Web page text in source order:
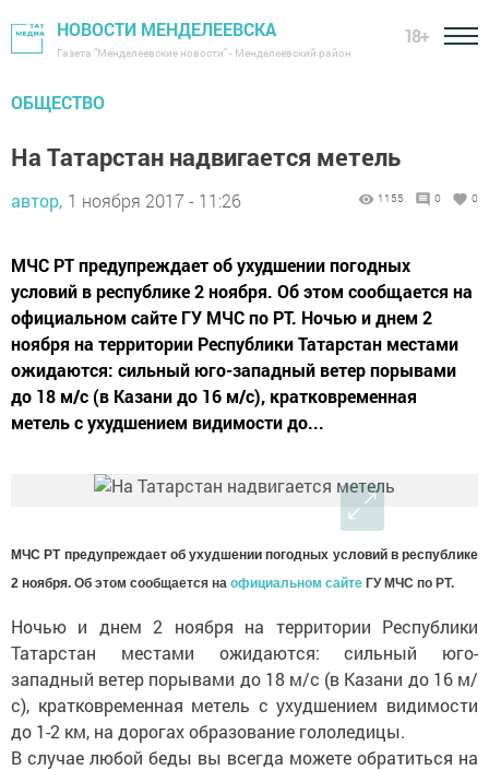
НОВОСТИ МЕНДЕЛЕЕВСКА
Газета "Менделеевские новости" - Менделеевский район
18+
ОБЩЕСТВО
На Татарстан надвигается метель
автор, 1 ноября 2017 - 11:26 1155 0 0
МЧС РТ предупреждает об ухудшении погодных
условий в республике 2 ноября. Об этом сообщается на
официальном сайте ГУ МЧС по РТ. Ночью и днем 2
ноября на территории Республики Татарстан местами
ожидаются: сильный юго-западный ветер порывами
до 18 м/с (в Казани до 16 м/с), кратковременная
метель с ухудшением видимости до...
МЧС РТ предупреждает об ухудшении погодных условий в республике
2 ноября. Об этом сообщается на официальном сайте ГУ МЧС по РТ.
Ночью и днем 2 ноября на территории Республики
Татарстан местами ожидаются: сильный юго-
западный ветер порывами до 18 м/с (в Казани до 16 м/
с), кратковременная метель с ухудшением видимости
до 1-2 км, на дорогах образование гололедицы.
В случае любой беды вы всегда можете обратиться на